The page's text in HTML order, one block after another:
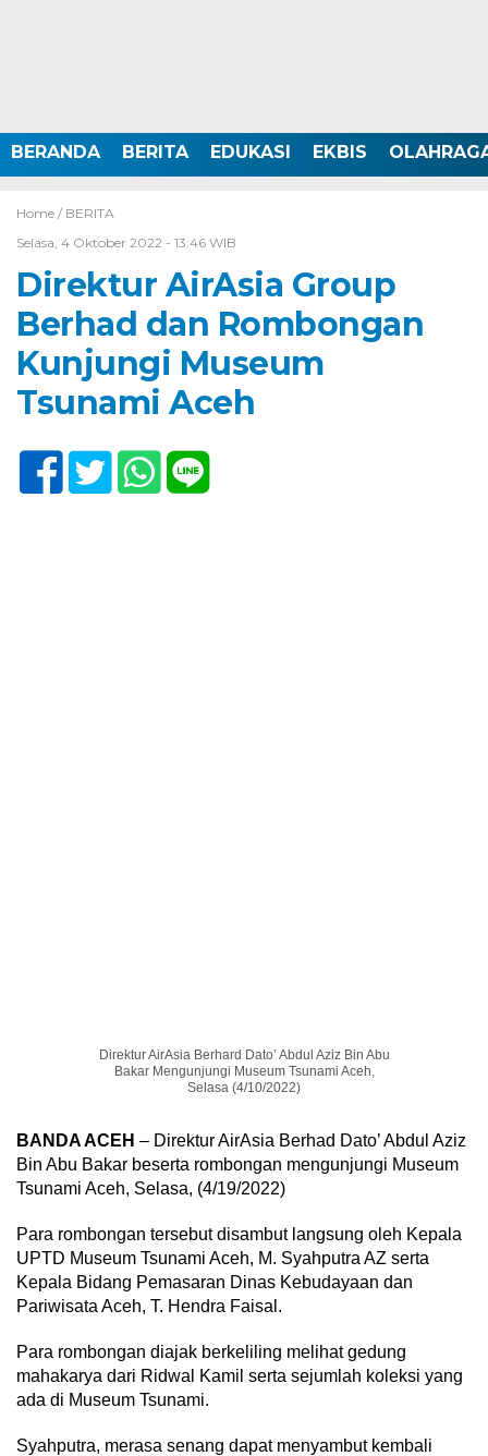
BERANDA BERITA EDUKASI EKBIS
Home / BERITA
Selasa, 4 Oktober 2022 - 13:46 WIB
Direktur AirAsia Group
Berhad dan Rombongan
Kunjungi Museum
Tsunami Aceh
Direktur AirAsia Berhard Dato’ Abdul Aziz Bin Abu
Bakar Mengunjungi Museum Tsunami Aceh,
Selasa (4/10/2022)
BANDA ACEH – Direktur AirAsia Berhad Dato’ Abdul Aziz
Bin Abu Bakar beserta rombongan mengunjungi Museum
Tsunami Aceh, Selasa, (4/19/2022)
Para rombongan tersebut disambut langsung oleh Kepala
UPTD Museum Tsunami Aceh, M. Syahputra AZ serta
Kepala Bidang Pemasaran Dinas Kebudayaan dan
Pariwisata Aceh, T. Hendra Faisal.
Para rombongan diajak berkeliling melihat gedung
mahakarya dari Ridwal Kamil serta sejumlah koleksi yang
ada di Museum Tsunami.
Syahputra, merasa senang dapat menyambut kembali